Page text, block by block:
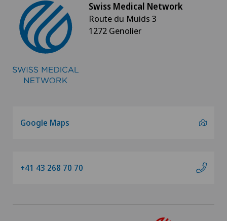
Swiss Medical Network
Route du Muids 3
1272 Genolier
Google Maps
+41 43 268 70 70